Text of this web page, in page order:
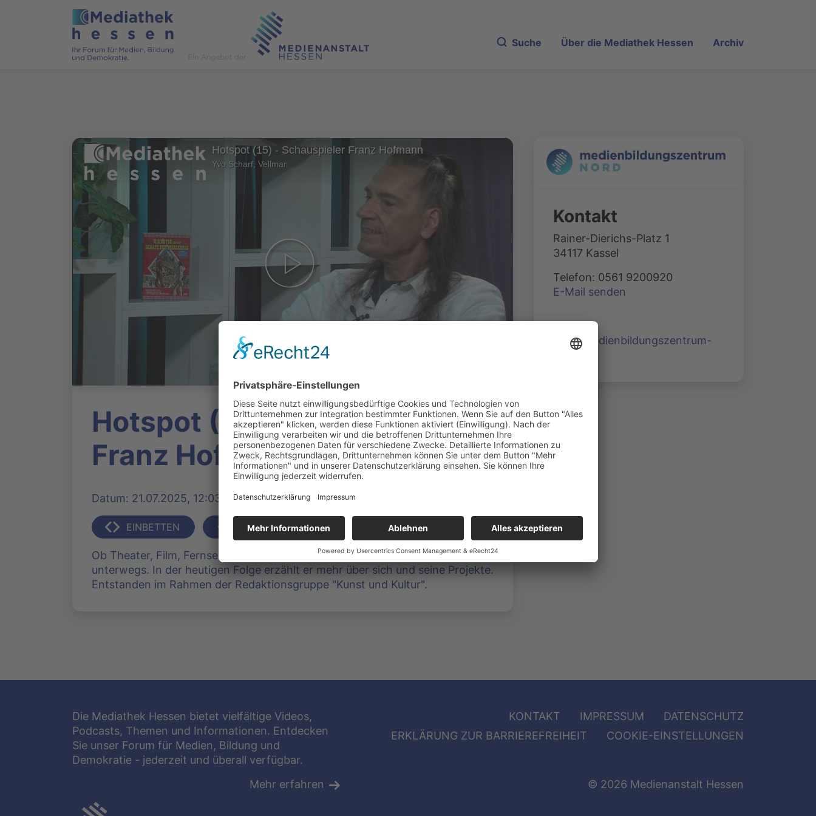
Suche Über die Mediathek Hessen Archiv
Hotspot (15) - Schauspieler Franz Hofmann
Yvo Scharf, Vellmar
Hotspot (15) - Schauspieler
Franz Hofmann
Datum: 21.07.2025, 12:03 Uhr | Produziert: Yvo Scharf, Vellmar | 3616 Klicks
EINBETTEN TEILEN
Ob Theater, Film, Fernsehen oder Musik - Franz Hofmann ist vielseitig
unterwegs. In der heutigen Folge erzählt er mehr über sich und seine Projekte.
Entstanden im Rahmen der Redaktionsgruppe "Kunst und Kultur".
Kontakt
Rainer-Dierichs-Platz 1
34117 Kassel
Telefon: 0561 9200920
E-Mail senden
www.medienbildungszentrum-
Die Mediathek Hessen bietet vielfältige Videos,
Podcasts, Themen und Informationen. Entdecken
Sie unser Forum für Medien, Bildung und
Demokratie - jederzeit und überall verfügbar.
Mehr erfahren
KONTAKT IMPRESSUM
DATENSCHUTZ
ERKLÄRUNG ZUR BARRIEREFREIHEIT
COOKIE-EINSTELLUNGEN
© 2026 Medienanstalt Hessen